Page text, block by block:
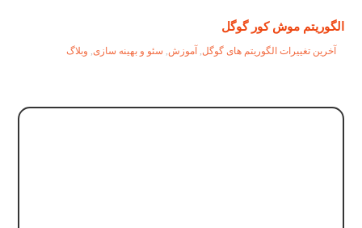
الگوریتم موش کور گوگل
آخرین تغییرات الگوریتم های گوگل, آموزش, سئو و بهینه سازی, وبلاگ